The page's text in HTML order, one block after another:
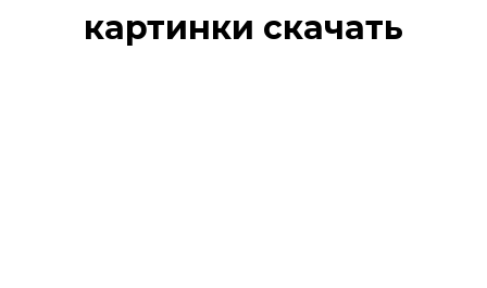
картинки скачать